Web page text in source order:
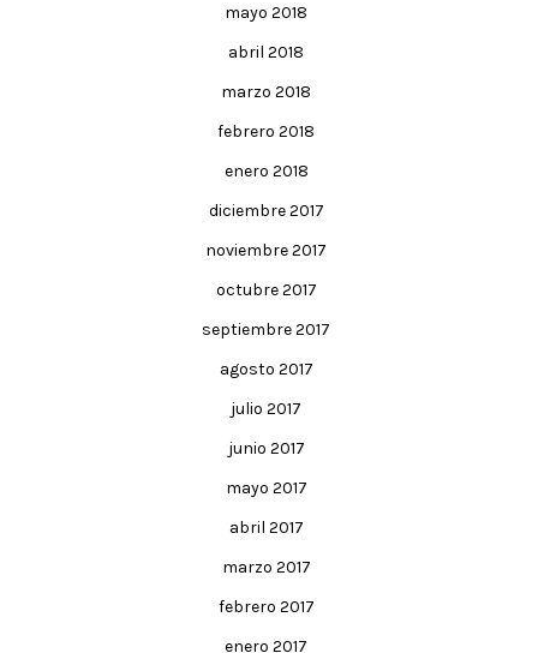
mayo 2018
abril 2018
marzo 2018
febrero 2018
enero 2018
diciembre 2017
noviembre 2017
octubre 2017
septiembre 2017
agosto 2017
julio 2017
junio 2017
mayo 2017
abril 2017
marzo 2017
febrero 2017
enero 2017